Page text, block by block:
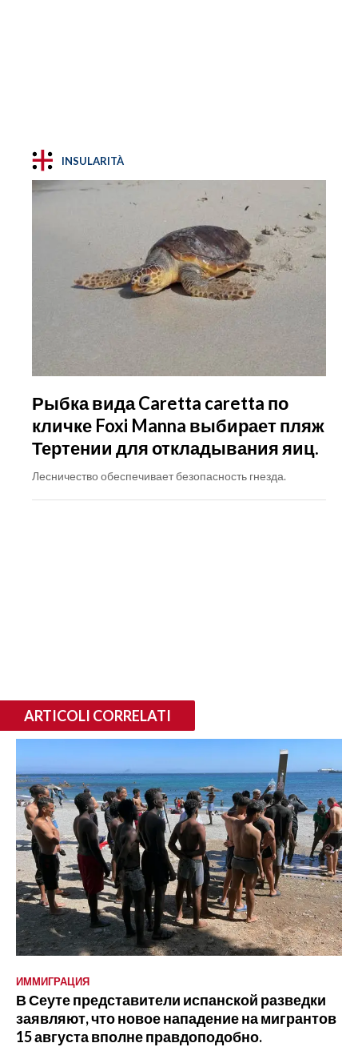
INSULARITÀ
Рыбка вида Caretta caretta по
кличке Foxi Manna выбирает пляж
Тертении для откладывания яиц.
Лесничество обеспечивает безопасность гнезда.
ARTICOLI CORRELATI
ИММИГРАЦИЯ
В Сеуте представители испанской разведки
заявляют, что новое нападение на мигрантов
15 августа вполне правдоподобно.